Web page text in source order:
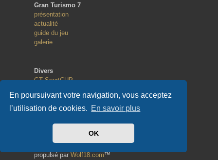
En poursuivant votre navigation, vous acceptez
l’utilisation de cookies. En savoir plus
OK
Gran Turismo 7
présentation
actualité
guide du jeu
galerie
Divers
GT SportCUP
Random Race
Copyright
propulsé par Wolf18.com™